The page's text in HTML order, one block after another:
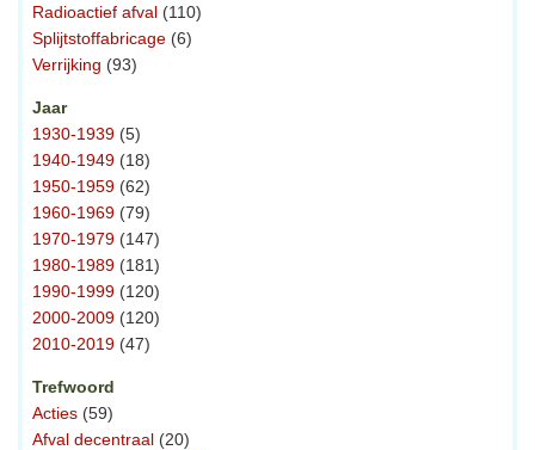
Radioactief afval (110)
Splijtstoffabricage (6)
Verrijking (93)
Jaar
1930-1939 (5)
1940-1949 (18)
1950-1959 (62)
1960-1969 (79)
1970-1979 (147)
1980-1989 (181)
1990-1999 (120)
2000-2009 (120)
2010-2019 (47)
Trefwoord
Acties (59)
Afval decentraal (20)